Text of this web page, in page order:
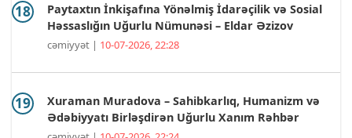
Paytaxtın İnkişafına Yönəlmiş İdarəçilik və Sosial
Həssaslığın Uğurlu Nümunəsi – Eldar Əzizov
cəmiyyət | 10-07-2026, 22:28
Xuraman Muradova – Sahibkarlıq, Humanizm və
Ədəbiyyatı Birləşdirən Uğurlu Xanım Rəhbər